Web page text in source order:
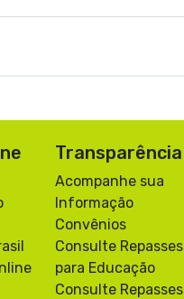
Transparência
Acompanhe sua
Informação
Convênios
Consulte Repasses
para Educação
Consulte Repasses